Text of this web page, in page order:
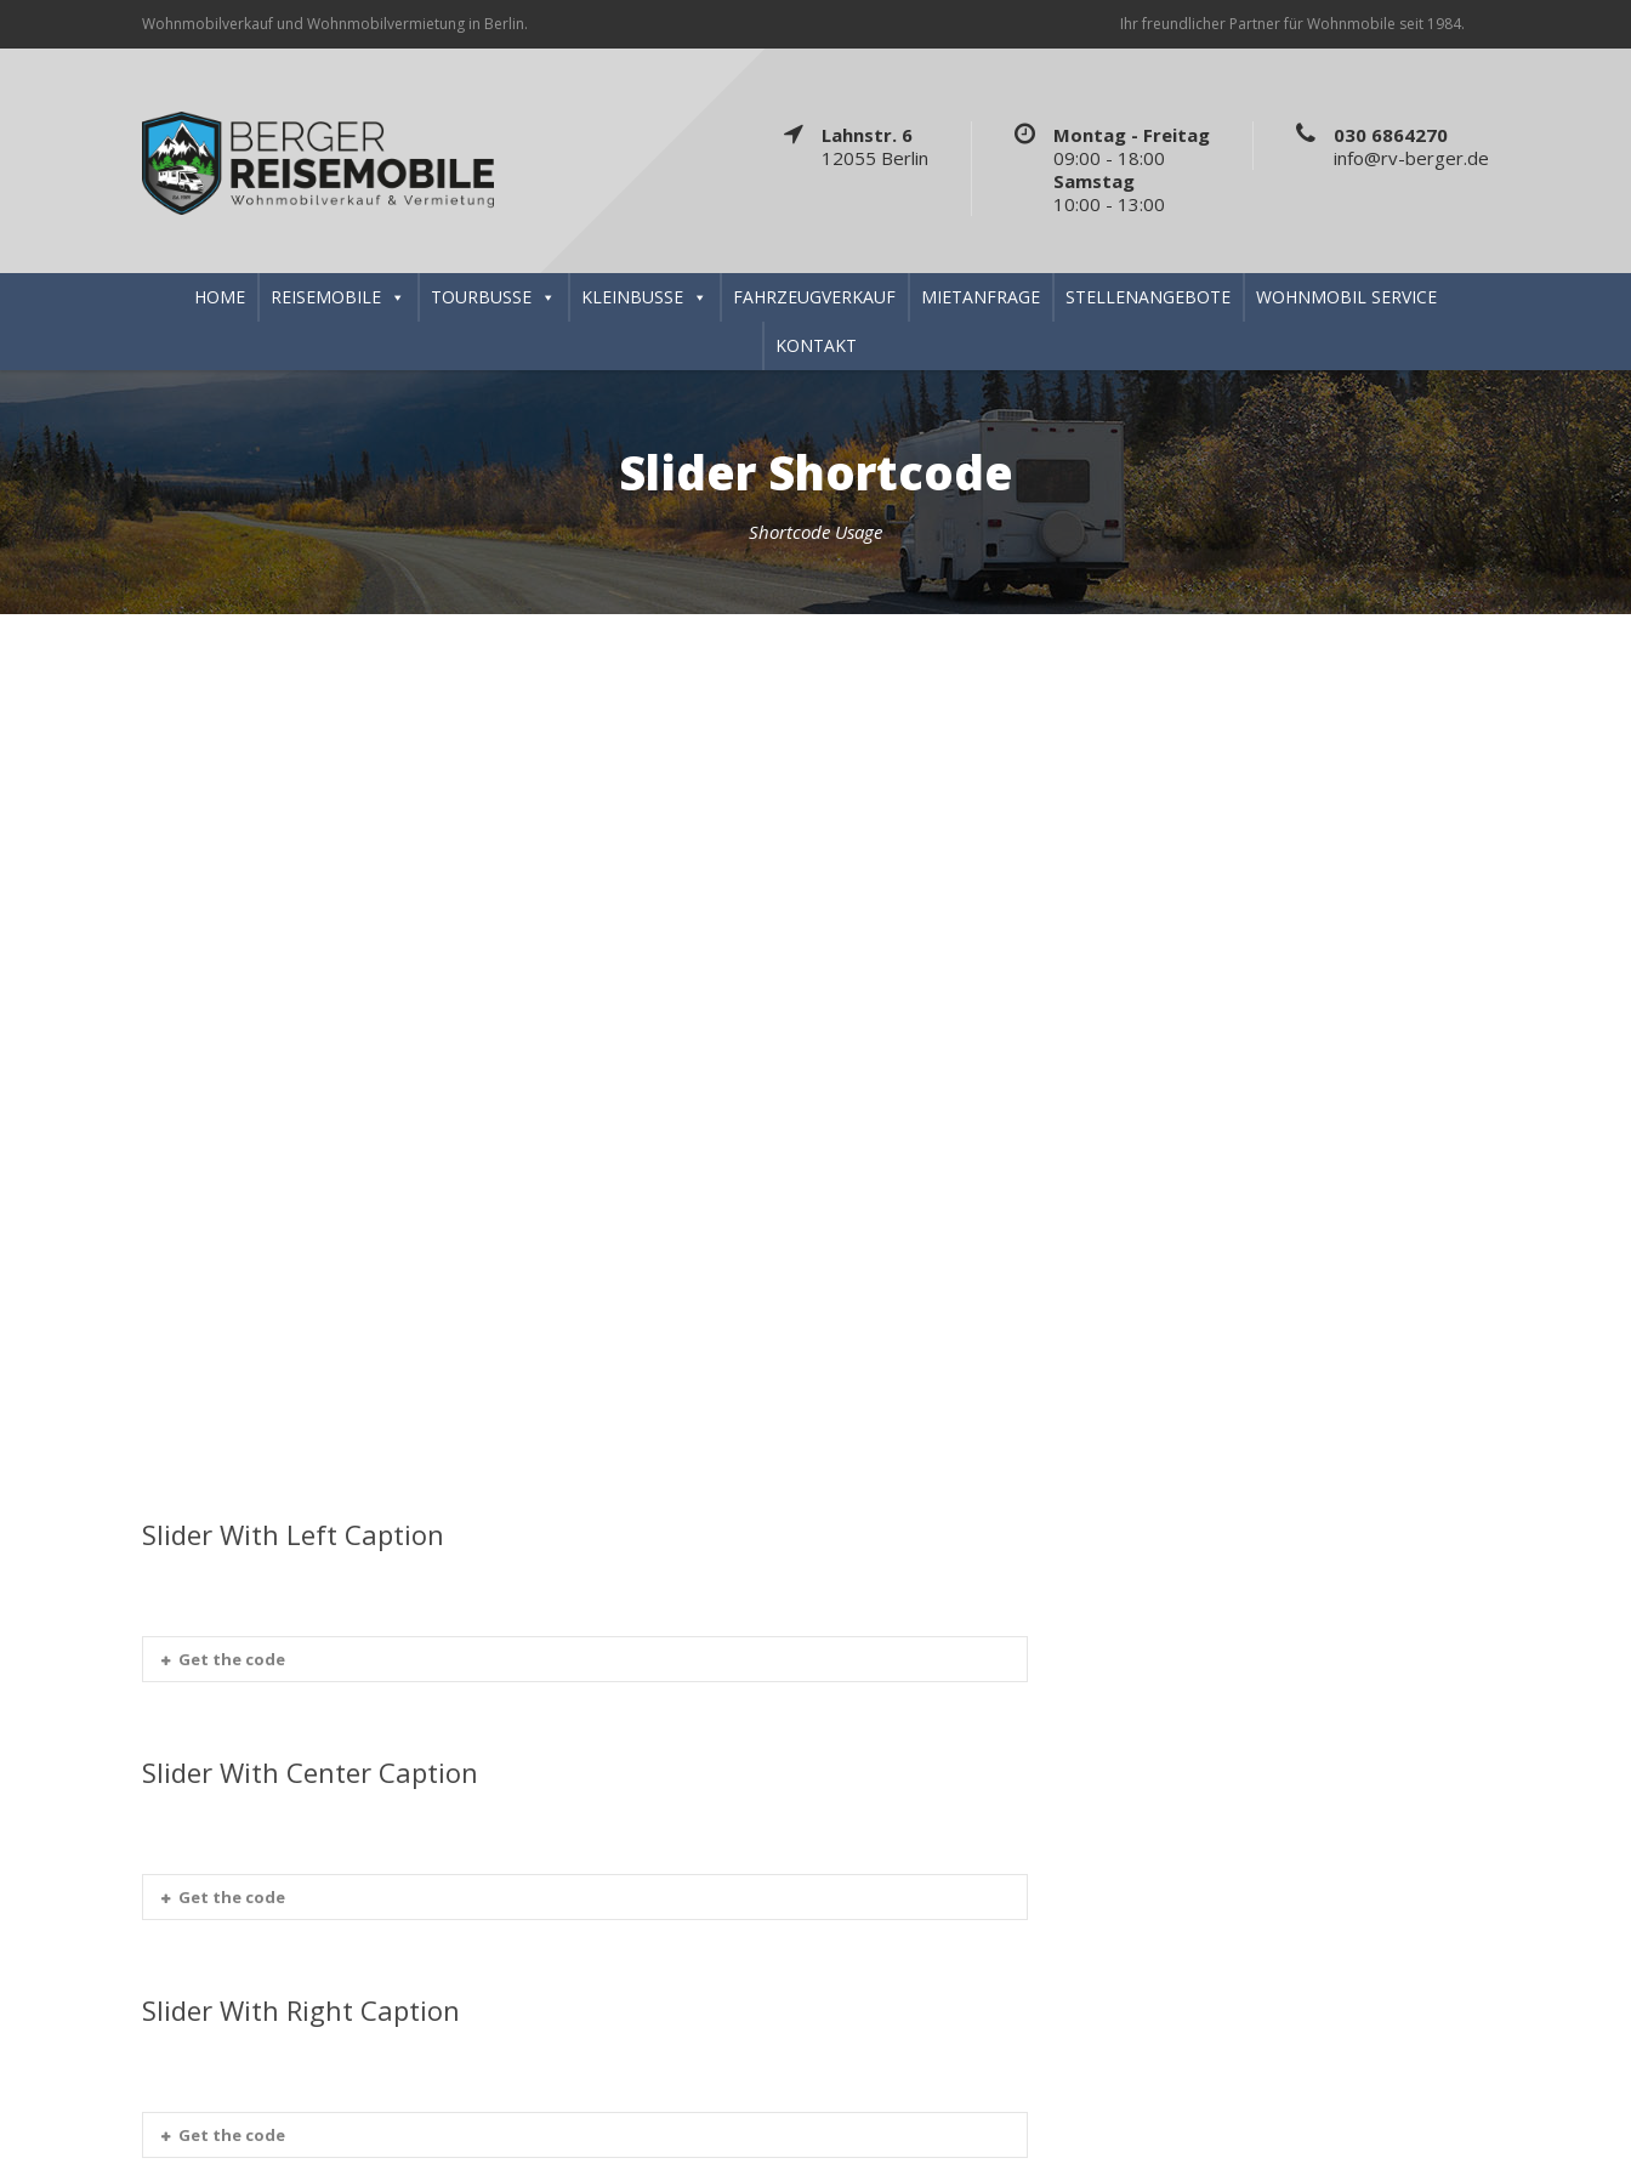
Wohnmobilverkauf und Wohnmobilvermietung in Berlin. Ihr freundlicher Partner für Wohnmobile seit 1984.
Lahnstr. 6
12055 Berlin
Montag - Freitag
09:00 - 18:00
Samstag
10:00 - 13:00
030 6864270
info@rv-berger.de
HOME REISEMOBILE TOURBUSSE KLEINBUSSE FAHRZEUGVERKAUF MIETANFRAGE STELLENANGEBOTE WOHNMOBIL SERVICE
KONTAKT
Slider Shortcode
Shortcode Usage
Slider With Left Caption
Get the code
Slider With Center Caption
Get the code
Slider With Right Caption
Get the code